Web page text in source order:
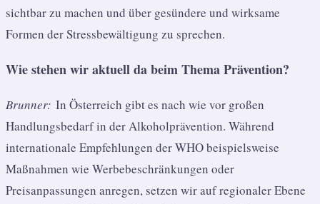
sichtbar zu machen und über gesündere und wirksame
Formen der Stressbewältigung zu sprechen.
Wie stehen wir aktuell da beim Thema Prävention?
Brunner: In Österreich gibt es nach wie vor großen
Handlungsbedarf in der Alkoholprävention. Während
internationale Empfehlungen der WHO beispielsweise
Maßnahmen wie Werbebeschränkungen oder
Preisanpassungen anregen, setzen wir auf regionaler Ebene